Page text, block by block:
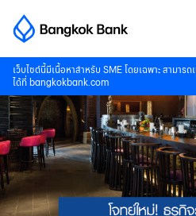
เว็บไซต์นี้มีเนื้อหาสำหรับ SME โดยเฉพาะ สามาร
ได้ที่ bangkokbank.com